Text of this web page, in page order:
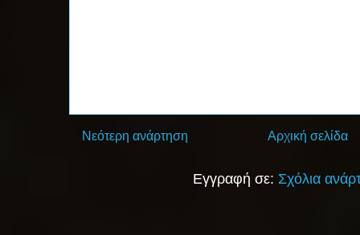
Νεότερη ανάρτηση Αρχική σελίδα
Εγγραφή σε: Σχόλια